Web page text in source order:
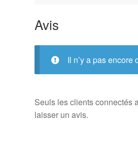
Avis
Il n’y a pas encore
Seuls les clients connectés
laisser un avis.